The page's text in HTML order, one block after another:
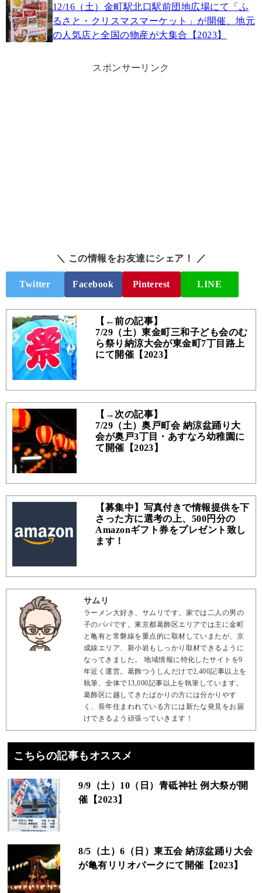
12/16（土）金町駅北口駅前団地広場にて「ふ
るさと・クリスマスマーケット」が開催、地元
の人気店と全国の物産が大集合【2023】
スポンサーリンク
＼ この情報をお友達にシェア！ ／
Twitter Facebook Pinterest LINE
【←前の記事】
7/29（土）東金町三和子ども会のむ
ら祭り納涼大会が東金町7丁目路上
にて開催【2023】
【→次の記事】
7/29（土）奥戸町会 納涼盆踊り大
会が奥戸3丁目・あすなろ幼稚園に
て開催【2023】
【募集中】写真付きで情報提供を下
さった方に選考の上、500円分の
Amazonギフト券をプレゼント致し
ます！
サムリ
ラーメン大好き、サムリです。家では二人の男の
子のパパです。東京都葛飾区エリアでは主に金町
と亀有と常磐線を重点的に取材していまたが、京
成線エリア、新小岩もしっかり取材できるように
なってきました。 地域情報に特化したサイトを9
年近く運営。葛飾つうしんだけで2,400記事以上を
執筆、全体で13,000記事以上を執筆しています。
葛飾区に越してきたばかりの方には分かりやす
く、長年住まわれている方には新たな発見をお届
けできるよう頑張っていきます！
こちらの記事もオススメ
9/9（土）10（日）青砥神社 例大祭が開
催【2023】
8/5（土）6（日）東五会 納涼盆踊り大会
が亀有リリオパークにて開催【2023】